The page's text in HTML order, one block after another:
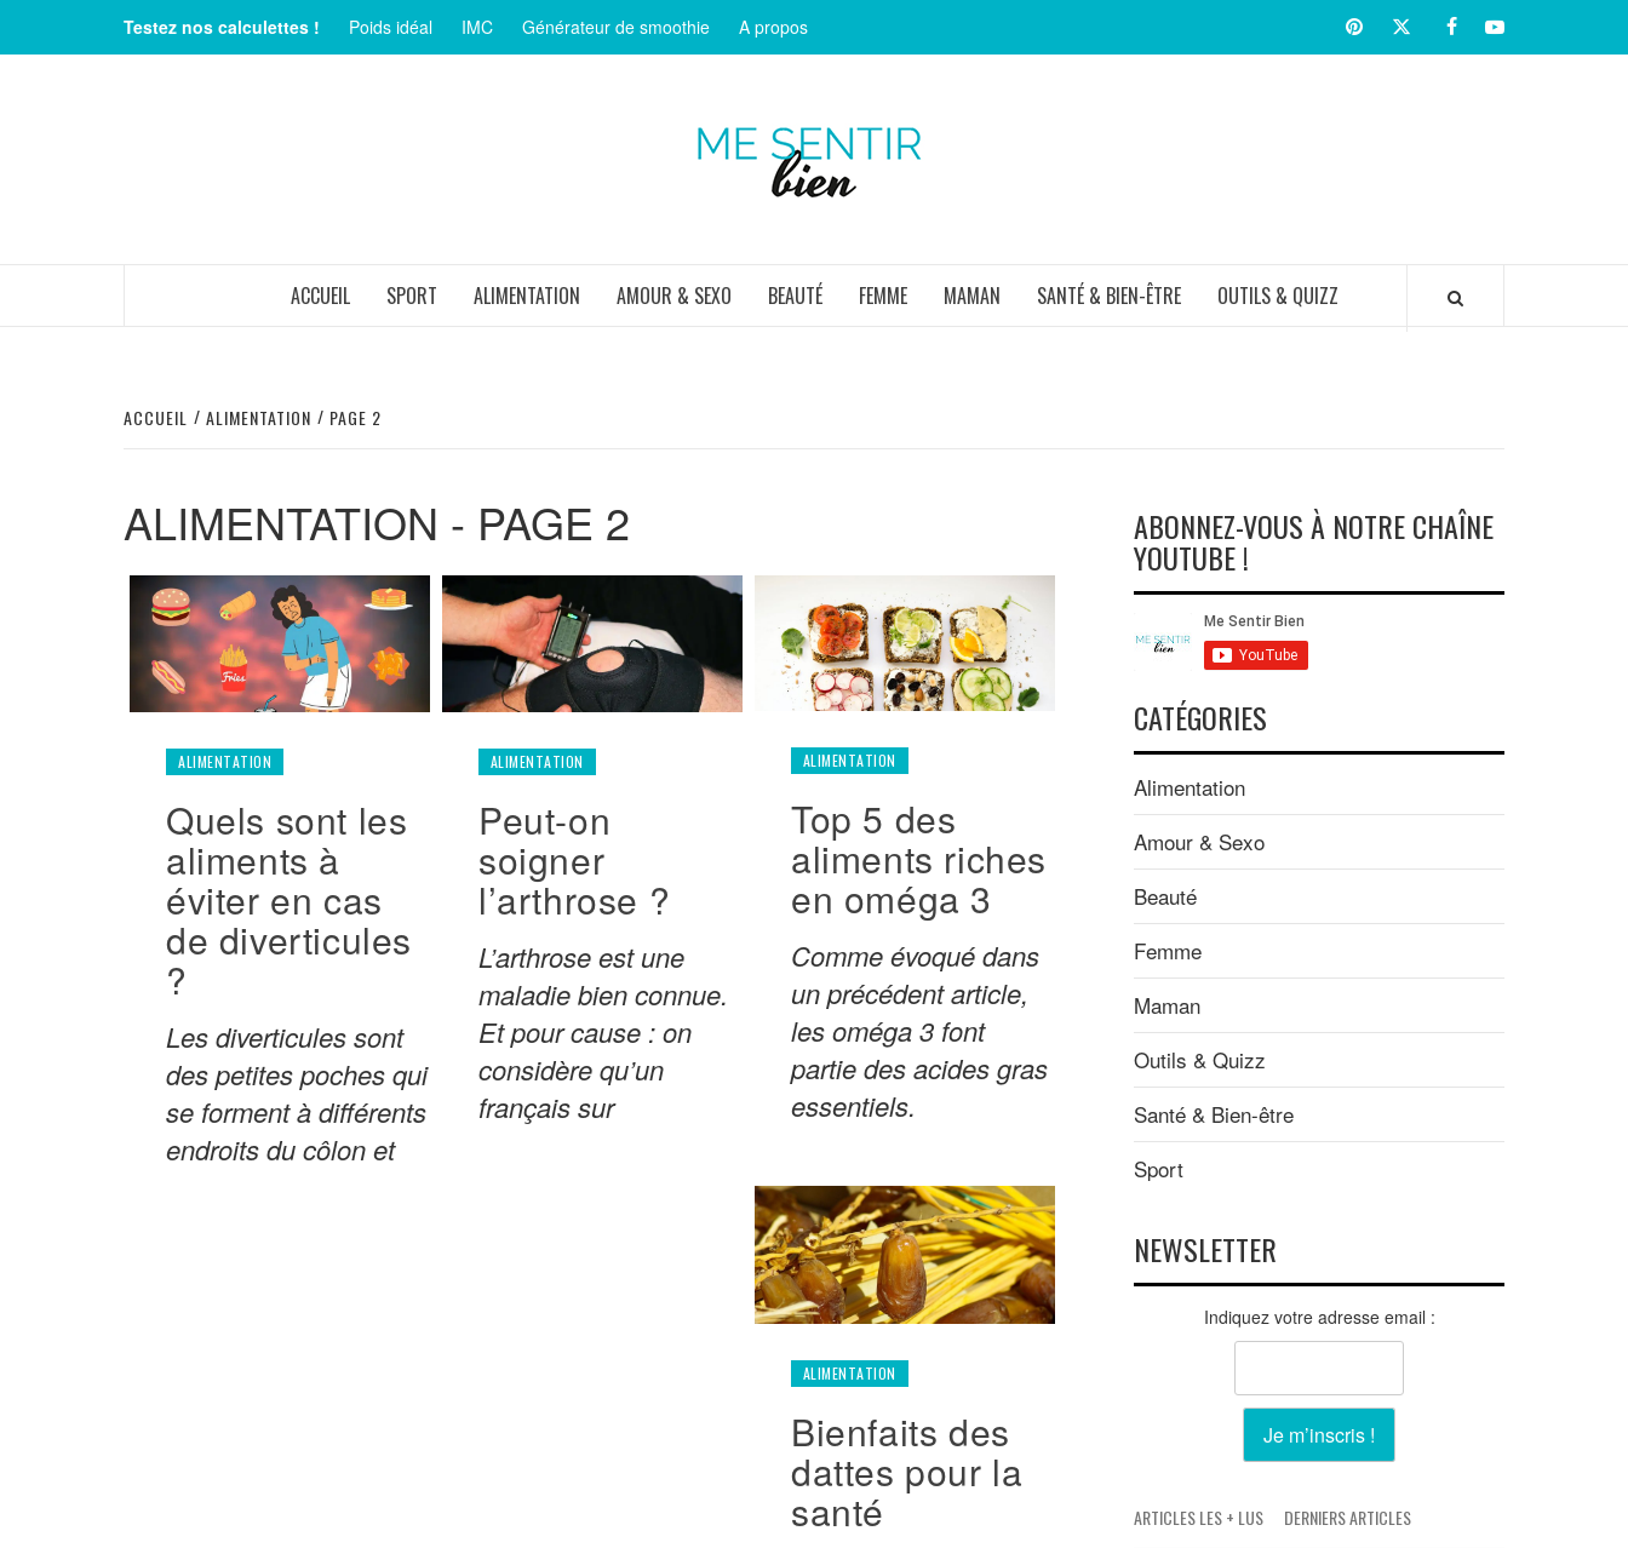
contenu
Testez nos calculettes ! Poids idéal IMC Générateur de smoothie A propos PinterestTwitter facebookYoutube
ACCUEIL SPORT ALIMENTATION AMOUR & SEXO BEAUTÉ FEMME MAMAN SANTÉ & BIEN-ÊTRE OUTILS & QUIZZ
ACCUEIL ALIMENTATION PAGE 2
ALIMENTATION - PAGE 2
ALIMENTATION
Quels sont les
aliments à
éviter en cas
de diverticules
?
Les diverticules sont
des petites poches qui
se forment à différents
endroits du côlon et
ALIMENTATION
Peut-on
soigner
l’arthrose ?
L’arthrose est une
maladie bien connue.
Et pour cause : on
considère qu’un
français sur
ALIMENTATION
Top 5 des
aliments riches
en oméga 3
Comme évoqué dans
un précédent article,
les oméga 3 font
partie des acides gras
essentiels.
ALIMENTATION
Bienfaits des
dattes pour la
santé
ABONNEZ-VOUS À NOTRE CHAÎNE
YOUTUBE !
CATÉGORIES
Alimentation
Amour & Sexo
Beauté
Femme
Maman
Outils & Quizz
Santé & Bien-être
Sport
NEWSLETTER
Indiquez votre adresse email :
ARTICLES LES + LUS DERNIERS ARTICLES